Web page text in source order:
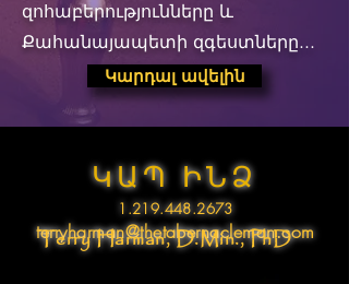
զոհաբերությունները և
Քահանայապետի զգեստները...
Կարդալ ավելին
ԿԱՊ ԻՆՁ
1.219.448.2673
terryharman@thetabernacleman.com
Terry Harman, D.Min., PhD